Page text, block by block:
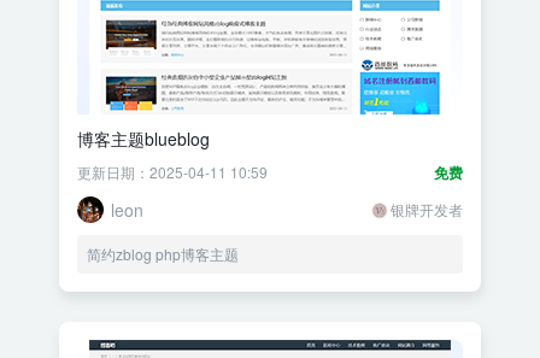
博客主题blueblog
免费
更新日期：2025-04-11 10:59
leon 银牌开发者
简约zblog php博客主题